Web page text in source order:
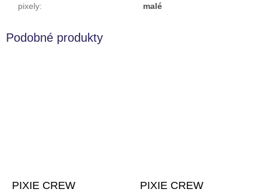
pixely: malé
PIXIE CREW
PIXIE CREW